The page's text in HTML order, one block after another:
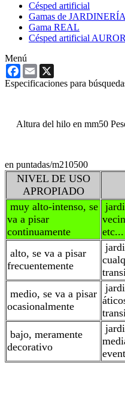
Césped artificial
Gamas de
Gama REAL
Césped artificial
Menú
Facebook
Email
Especificaciones para
Altura del hilo en mm50
en puntadas/m210500
NIVEL DE USO
APROPIADO
muy alto-intenso, se
va a pisar
continuamente
etc...
alto, se va a pisar
frecuentemente
medio, se va a pisar
ocasionalmente
bajo, meramente
decorativo